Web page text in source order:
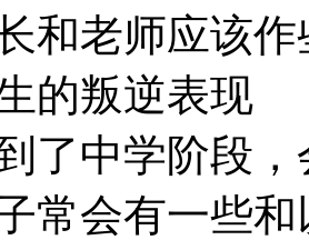
和老师应该
的叛逆表现
了中学阶段
常会有一些